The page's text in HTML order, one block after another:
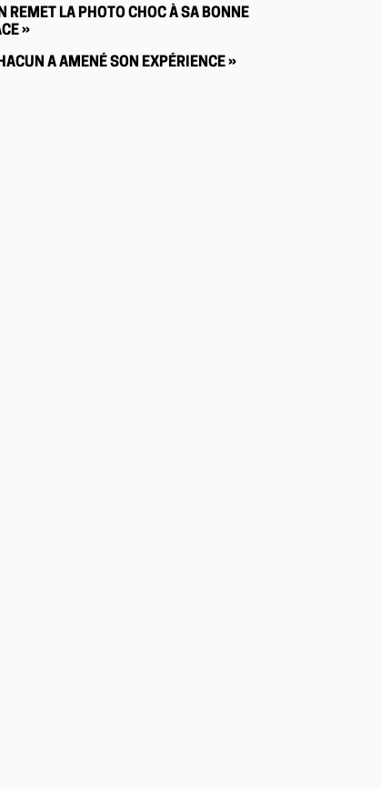
REMET LA PHOTO CHOC À SA BONNE
»
A AMENÉ SON EXPÉRIENCE »